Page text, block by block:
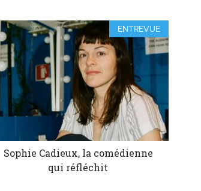
ENTREVUE
Sophie Cadieux, la comédienne
qui réfléchit